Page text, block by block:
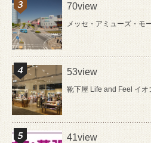
70view
メッセ・アミューズ・モ
53view
靴下屋 Life and Feel イ
41view